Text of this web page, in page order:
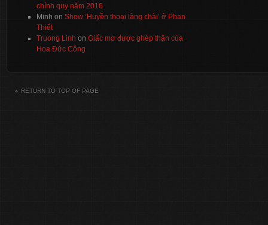
chính quy năm 2016
Minh on Show ‘Huyền thoại làng chài’ ở Phan
Thiết
Truong Linh on Giấc mơ được ghép thận của
Hoa Đức Công
RETURN TO TOP OF PAGE